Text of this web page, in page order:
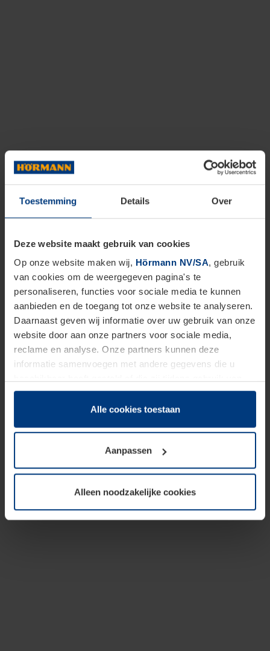
Toestemming Details Over
Deze website maakt gebruik van cookies
Op onze website maken wij, Hörmann NV/SA, gebruik
van cookies om de weergegeven pagina's te
personaliseren, functies voor sociale media te kunnen
aanbieden en de toegang tot onze website te analyseren.
Daarnaast geven wij informatie over uw gebruik van onze
website door aan onze partners voor sociale media,
reclame en analyse. Onze partners kunnen deze
informatie samenvoegen met andere gegevens die u
hun diensten hebben verzameld.
Juridisch hebben wij het recht om cookies op uw
van deze pagina's absoluut vereist is. Voor alle andere
soorten cookies is uw toestemming benodigd. Uw
toestemming kunt u op elk moment bij de uitleg van de
wijzigen of herroepen.
Alle cookies toestaan
Aanpassen
Alleen noodzakelijke cookies